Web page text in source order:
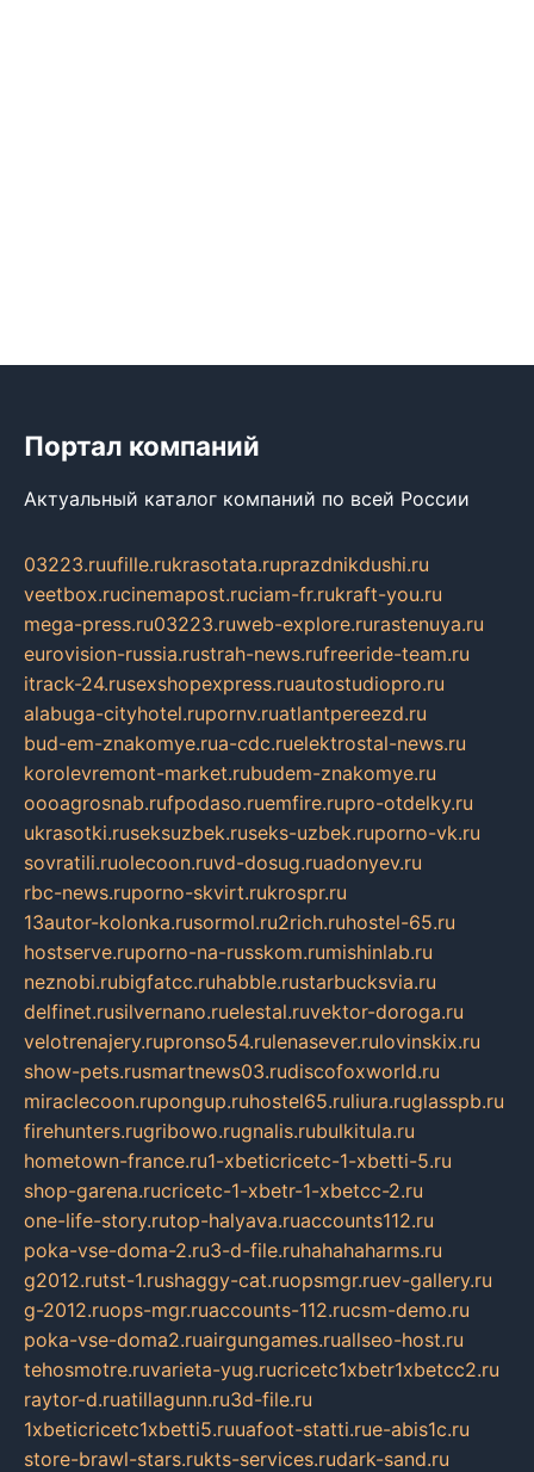
Портал компаний
Актуальный каталог компаний по всей России
03223.ruufille.rukrasotata.ruprazdnikdushi.ru
veetbox.rucinemapost.ruciam-fr.rukraft-you.ru
mega-press.ru03223.ruweb-explore.rurastenuya.ru
eurovision-russia.rustrah-news.rufreeride-team.ru
itrack-24.rusexshopexpress.ruautostudiopro.ru
alabuga-cityhotel.rupornv.ruatlantpereezd.ru
bud-em-znakomye.rua-cdc.ruelektrostal-news.ru
korolevremont-market.rubudem-znakomye.ru
oooagrosnab.rufpodaso.ruemfire.rupro-otdelky.ru
ukrasotki.ruseksuzbek.ruseks-uzbek.ruporno-vk.ru
sovratili.ruolecoon.ruvd-dosug.ruadonyev.ru
rbc-news.ruporno-skvirt.rukrospr.ru
13autor-kolonka.rusormol.ru2rich.ruhostel-65.ru
hostserve.ruporno-na-russkom.rumishinlab.ru
neznobi.rubigfatcc.ruhabble.rustarbucksvia.ru
delfinet.rusilvernano.ruelestal.ruvektor-doroga.ru
velotrenajery.rupronso54.rulenasever.rulovinskix.ru
show-pets.rusmartnews03.rudiscofoxworld.ru
miraclecoon.rupongup.ruhostel65.ruliura.ruglasspb.ru
firehunters.rugribowo.rugnalis.rubulkitula.ru
hometown-france.ru1-xbeticricetc-1-xbetti-5.ru
shop-garena.rucricetc-1-xbetr-1-xbetcc-2.ru
one-life-story.rutop-halyava.ruaccounts112.ru
poka-vse-doma-2.ru3-d-file.ruhahahaharms.ru
g2012.rutst-1.rushaggy-cat.ruopsmgr.ruev-gallery.ru
g-2012.ruops-mgr.ruaccounts-112.rucsm-demo.ru
poka-vse-doma2.ruairgungames.ruallseo-host.ru
tehosmotre.ruvarieta-yug.rucricetc1xbetr1xbetcc2.ru
raytor-d.ruatillagunn.ru3d-file.ru
1xbeticricetc1xbetti5.ruuafoot-statti.rue-abis1c.ru
store-brawl-stars.rukts-services.rudark-sand.ru